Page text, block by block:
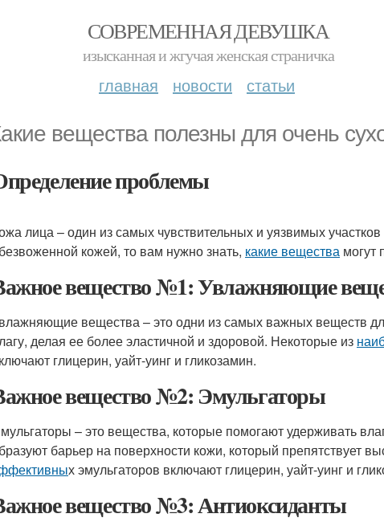
СОВРЕМЕННАЯ ДЕВУШКА
изысканная и жгучая женская страничка
главная новости статьи
вещества полезны для очень
проблемы
лица – один из самых чувствительных и уязвимых
кожей, то вам нужно знать, какие вещества могут
вещество №1: Увлажняющие
вещества – это одни из самых важных веществ
делая ее более эластичной и здоровой. Некоторые из
глицерин, уайт-уинг и гликозамин.
вещество №2: Эмульгаторы
– это вещества, которые помогают удерживать
барьер на поверхности кожи, который препятствует
х эмульгаторов включают глицерин, уайт-уинг и
вещество №3: Антиоксиданты